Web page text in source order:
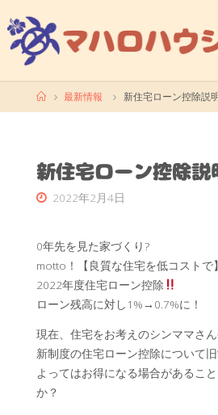
ン
テ
ホ
ー
最新情報 新住宅ローン控除説
新住宅ローン控除説
2022年2月4日
0年先を見た家づくり?
motto！【良質な住宅を低コストで】
2022年度住宅ローン控除
ローン残高に対し1%→0.7%に！
現在、住宅をお考えのシンママさん
新制度の住宅ローン控除について
よってはお得になる場合があるこ
か？